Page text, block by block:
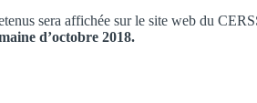
sera affichée sur le site web du
d’octobre 2018.